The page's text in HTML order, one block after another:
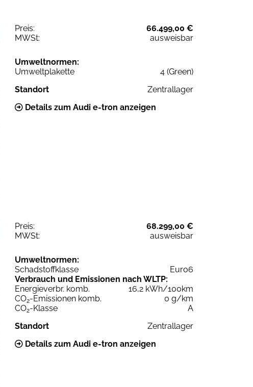
Preis:
66.499,00 €
MWSt:
ausweisbar
Umweltnormen:
Umweltplakette
4 (Green)
Standort
Zentrallager
Details zum Audi e-tron anzeigen
Preis:
68.299,00 €
MWSt:
ausweisbar
Umweltnormen:
Schadstoffklasse
Euro6
Verbrauch und Emissionen nach WLTP:
Energieverbr. komb.
16,2 kWh/100km
CO2-Emissionen komb.
0 g/km
CO2-Klasse
A
Standort
Zentrallager
Details zum Audi e-tron anzeigen